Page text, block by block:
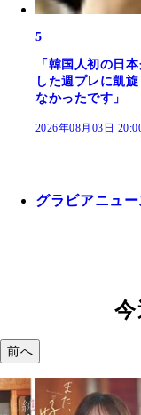
5
「韓国人初の日
した週プレに凱
なかったです」
2026年08月03日
グラビアニュ
前へ